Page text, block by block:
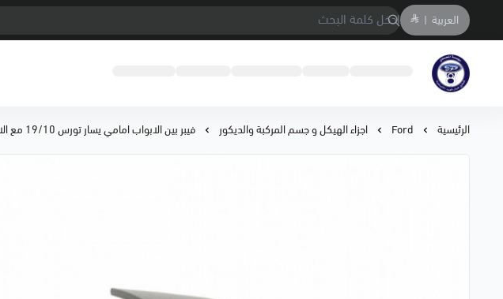
العربية |
متجر المحمادي لقطع السيارات
الرئيسية Ford اجزاء الهيكل و جسم المركبة والديكور فيبر بين الابواب امامي يسار تورس 19/10 مع الارقام السرية